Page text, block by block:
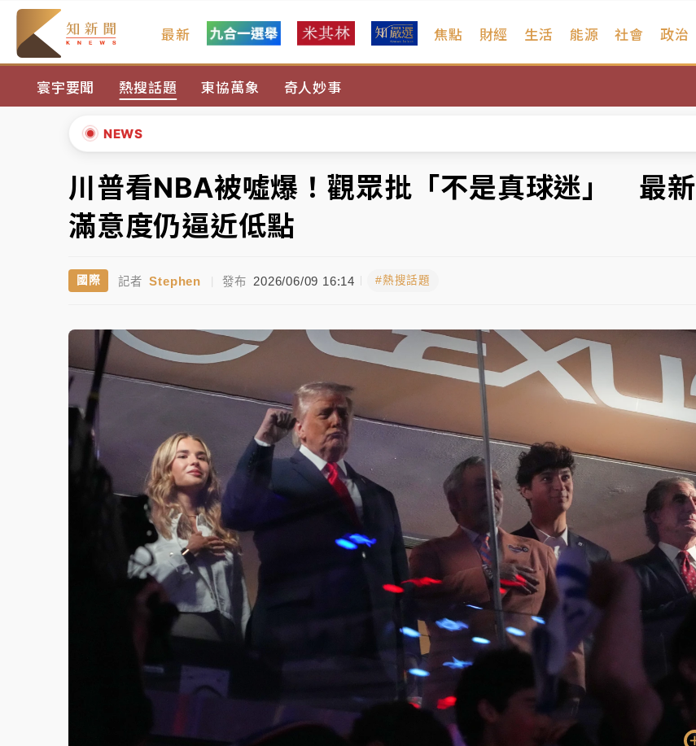
最新 焦點 財經 生活 能源 社會 政治
寰宇要聞 熱搜話題 東協萬象 奇人妙事
NEWS
有片｜ 白海豚暴風圈逼近！新北淡水赫見龍捲風 榕樹連根拔起
白海豚逼近！北市水門只出不進 未移置車輛最高罰4800＋拖吊費
白海豚逼近！新北高灘地停車場下午4時強制拖吊 中午開放水門周邊紅黃線停車
父親節玩樂園！六福村今明2天「爸爸免費」 遠雄海洋買1送1
中颱白海豚風雨來了！中部以北防豪雨 今晚、明天影響最劇烈
白海豚逼近！北市水門只出不進 未移置車輛最高罰4800＋拖吊費
白海豚逼近！新北高灘地停車場下午4時強制拖吊 中午開放水門周邊紅黃線停車
父親節玩樂園！六福村今明2天「爸爸免費」 遠雄海洋買1送1
中颱白海豚環流掠北海！今明防劇烈降雨 東部高溫飆38度
▲
▼
川普看NBA被噓爆！觀眾批「不是真球迷」 最新
滿意度仍逼近低點
國際 記者 Stephen | 發布 2026/06/09 16:14 #熱搜話題